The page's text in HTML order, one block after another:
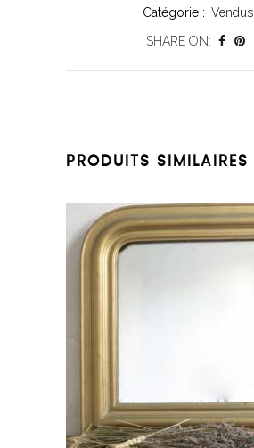
Catégorie : Vendus
SHARE ON:
PRODUITS SIMILAIRES